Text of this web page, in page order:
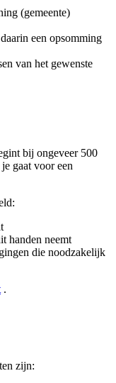
(gemeente)
een opsomming
van het gewenste
bij ongeveer 500
gaat voor een
handen neemt
die noodzakelijk
.
zijn: